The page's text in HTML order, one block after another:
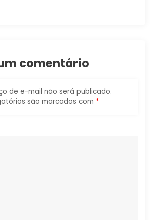
comentário
de e-mail não será publicado.
são marcados com *